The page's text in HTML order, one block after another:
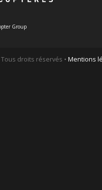
Group
droits réservés • Mentions